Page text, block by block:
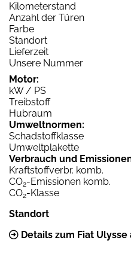
Kilometerstand
Anzahl der Türen
Farbe
Standort
Lieferzeit
Unsere Nummer
Motor:
kW / PS
Treibstoff
Hubraum
Umweltnormen:
Schadstoffklasse
Umweltplakette
Verbrauch und
Kraftstoffverbr. komb.
CO2-Emissionen komb.
CO2-Klasse
Standort
Details zum Fiat Ulysse